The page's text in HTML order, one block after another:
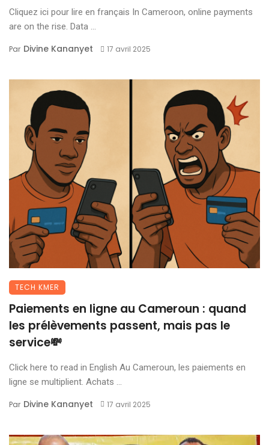
Cliquez ici pour lire en français In Cameroon, online payments
are on the rise. Data ...
Par Divine Kananyet 17 avril 2025
TECH KMER
Paiements en ligne au Cameroun : quand
les prélèvements passent, mais pas le
service💸
Click here to read in English Au Cameroun, les paiements en
ligne se multiplient. Achats ...
Par Divine Kananyet 17 avril 2025